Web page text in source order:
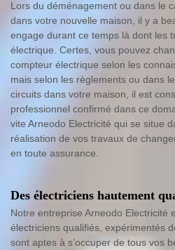
Lors du déménagement ou dans le
dans votre nouvelle maison, il y a
engage durant ce temps là dont les
électrique. Certes, vous pouvez
compteur électrique selon les
mais selon les règlements ou dans
circuits dans votre maison, il est
professionnel confirmé dans ce
vite Arneodo Electricité qui se situe
réalisation de vos travaux de
en toute assurance.
Des électriciens hautement
Notre entreprise Arneodo Electricité
électriciens qualifiés, expérimentés
sont aptes à s’occuper de tous vos